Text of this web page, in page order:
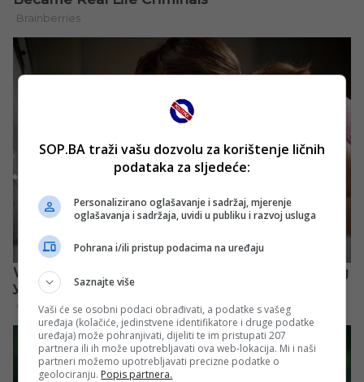
SOP.BA traži vašu dozvolu za korištenje ličnih
podataka za sljedeće:
Personalizirano oglašavanje i sadržaj, mjerenje
oglašavanja i sadržaja, uvidi u publiku i razvoj usluga
Pohrana i/ili pristup podacima na uređaju
Saznajte više
Vaši će se osobni podaci obrađivati, a podatke s vašeg
uređaja (kolačiće, jedinstvene identifikatore i druge podatke
uređaja) može pohranjivati, dijeliti te im pristupati 207
partnera ili ih može upotrebljavati ova web-lokacija. Mi i naši
partneri možemo upotrebljavati precizne podatke o
geolociranju. Popis partnera.